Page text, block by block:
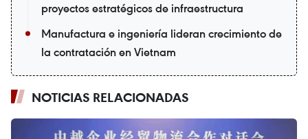
proyectos estratégicos de infraestructura
Manufactura e ingeniería lideran crecimiento de
la contratación en Vietnam
NOTICIAS RELACIONADAS